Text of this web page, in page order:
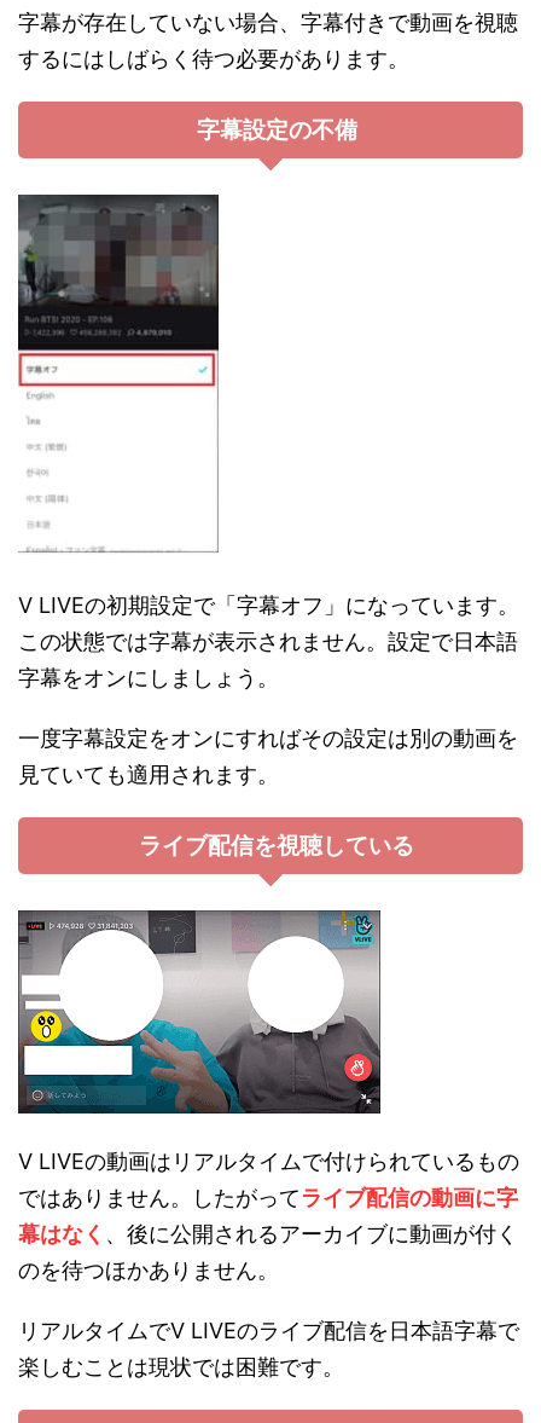
字幕が存在していない場合、字幕付きで動画を視聴
するにはしばらく待つ必要があります。
字幕設定の不備
V LIVEの初期設定で「字幕オフ」になっています。
この状態では字幕が表示されません。設定で日本語
字幕をオンにしましょう。
一度字幕設定をオンにすればその設定は別の動画を
見ていても適用されます。
ライブ配信を視聴している
V LIVEの動画はリアルタイムで付けられているもの
ではありません。したがってライブ配信の動画に字
幕はなく 、後に公開されるアーカイブに動画が付く
のを待つほかありません。
リアルタイムでV LIVEのライブ配信を日本語字幕で
楽しむことは現状では困難です。